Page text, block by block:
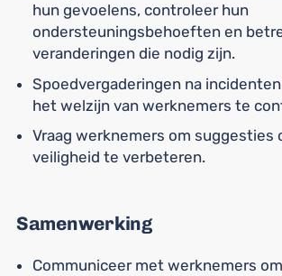
hun gevoelens, controleer hun
ondersteuningsbehoeften en
veranderingen die nodig zijn.
Spoedvergaderingen na
het welzijn van werknemers te
Vraag werknemers om suggesties
veiligheid te verbeteren.
Samenwerking
Communiceer met werknemers